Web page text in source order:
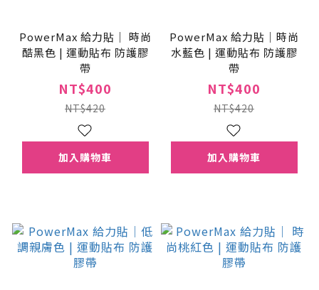
PowerMax 給力貼｜ 時尚
酷黑色 | 運動貼布 防護膠
帶
NT$400
NT$420
加入購物車
PowerMax 給力貼｜時尚
水藍色 | 運動貼布 防護膠
帶
NT$400
NT$420
加入購物車